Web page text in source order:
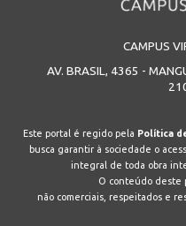
CAMPUS
AV. BRASIL, 4365 -
Este portal é regido pela Política
busca garantir à sociedade o
integral de toda obra
O conteúdo deste
não comerciais, respeitados e